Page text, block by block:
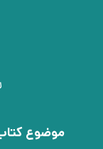
موضوع